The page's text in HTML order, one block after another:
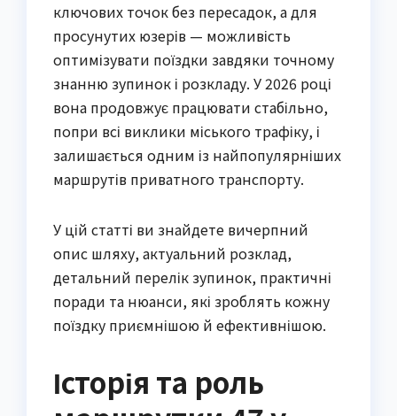
ключових точок без пересадок, а для
просунутих юзерів — можливість
оптимізувати поїздки завдяки точному
знанню зупинок і розкладу. У 2026 році
вона продовжує працювати стабільно,
попри всі виклики міського трафіку, і
залишається одним із найпопулярніших
маршрутів приватного транспорту.
У цій статті ви знайдете вичерпний
опис шляху, актуальний розклад,
детальний перелік зупинок, практичні
поради та нюанси, які зроблять кожну
поїздку приємнішою й ефективнішою.
Історія та роль